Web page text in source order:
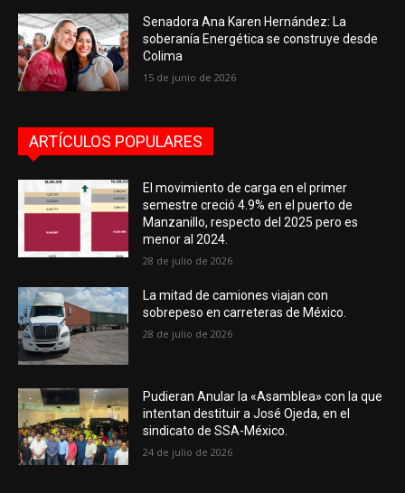
Senadora Ana Karen Hernández: La
soberanía Energética se construye desde
Colima
15 de junio de 2026
ARTÍCULOS POPULARES
El movimiento de carga en el primer
semestre creció 4.9% en el puerto de
Manzanillo, respecto del 2025 pero es
menor al 2024.
28 de julio de 2026
La mitad de camiones viajan con
sobrepeso en carreteras de México.
28 de julio de 2026
Pudieran Anular la «Asamblea» con la que
intentan destituir a José Ojeda, en el
sindicato de SSA-México.
24 de julio de 2026